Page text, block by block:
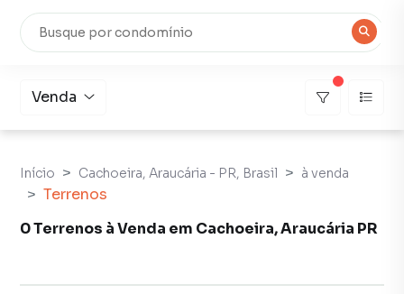
Venda
Início Cachoeira, Araucária - PR, Brasil à venda
Terrenos
0 Terrenos à Venda em Cachoeira, Araucária PR